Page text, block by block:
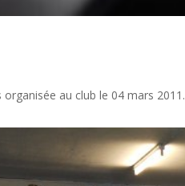
au club le 04 mars 2011.